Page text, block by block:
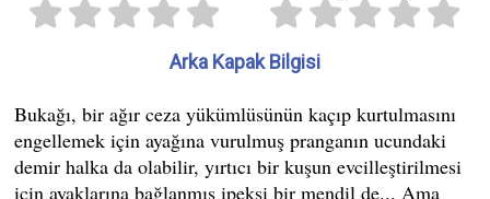
Arka Kapak Bilgisi